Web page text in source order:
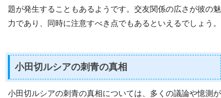
題が発生することもあるようです。交友関係の広さが彼の魅
力であり、同時に注意すべき点でもあるといえるでしょう。
小田切ルシアの刺青の真相
小田切ルシアの刺青の真相については、多くの議論や憶測が